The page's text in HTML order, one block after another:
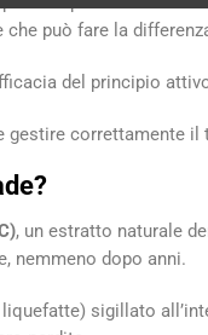
può fare la
del principio
gestire correttamente
, un estratto naturale
nemmeno dopo anni.
sigillato